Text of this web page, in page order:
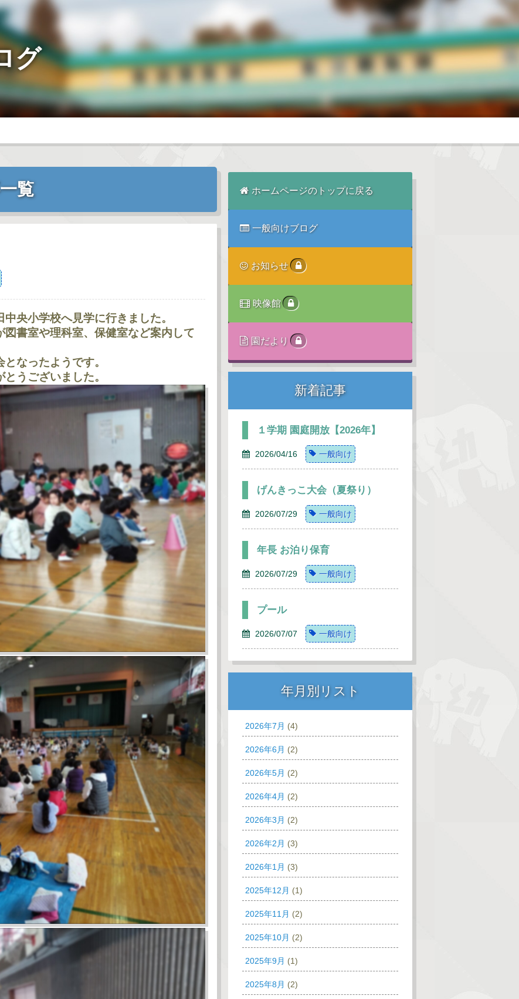
グ
覧
央小学校へ見学に行きました。
書室や理科室、保健室など案内して
なったようです。
うございました。
ホームページのトップに戻る
一般向けブログ
お知らせ
映像館
園だより
新着記事
１学期 園庭開放【2026年】
2026/04/16 一般向け
げんきっこ大会（夏祭り）
2026/07/29 一般向け
年長 お泊り保育
2026/07/29 一般向け
プール
2026/07/07 一般向け
年月別リスト
2026年7月 (4)
2026年6月 (2)
2026年5月 (2)
2026年4月 (2)
2026年3月 (2)
2026年2月 (3)
2026年1月 (3)
2025年12月 (1)
2025年11月 (2)
2025年10月 (2)
2025年9月 (1)
2025年8月 (2)